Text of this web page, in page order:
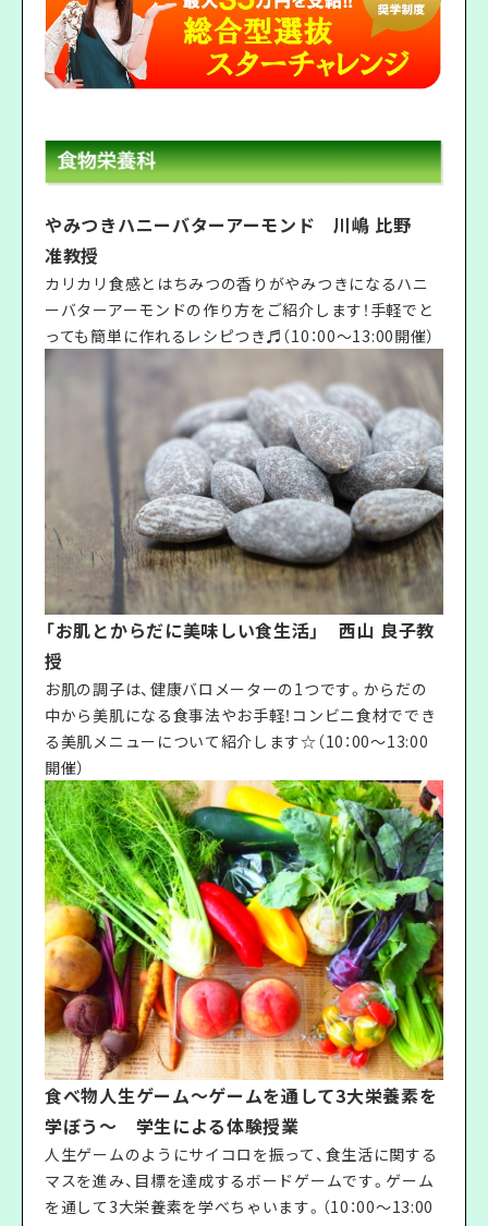
やみつきハニーバターアーモンド 川嶋 比野
准教授
カリカリ食感とはちみつの香りがやみつきになるハニ
ーバターアーモンドの作り方をご紹介します！手軽でと
っても簡単に作れるレシピつき♬（10：00〜13:00開催）
「お肌とからだに美味しい食生活」 西山 良子教
授
お肌の調子は、健康バロメーターの1つです。からだの
中から美肌になる食事法やお手軽！コンビニ食材ででき
る美肌メニューについて紹介します☆（10：00〜13:00
開催）
食べ物人生ゲーム～ゲームを通して3大栄養素を
学ぼう～ 学生による体験授業
人生ゲームのようにサイコロを振って、食生活に関する
マスを進み、目標を達成するボードゲームです。ゲーム
を通して3大栄養素を学べちゃいます。（10：00〜13:00